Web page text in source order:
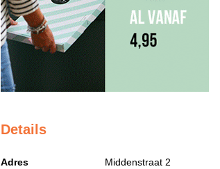
Details
Adres
Middenstraat 2